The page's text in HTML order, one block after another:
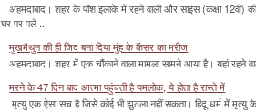
अहमदाबाद। शहर के पॉश इलाके में रहने वाली और साइंस (कक्षा 12वीं)
घर पर पले ...
मुखमैथुन की ही जिद बना दिया मुंह के कैंसर का मरीज
अहमदाबाद। शहर में एक चौंकाने वाला मामला सामने आया है। यहां रहने
मरने के 47 दिन बाद आत्मा पहुंचती है यमलोक, ये होता है रास्ते में
मृत्यु एक ऐसा सच है जिसे कोई भी झुठला नहीं सकता। हिंदू धर्म में मृत्यु